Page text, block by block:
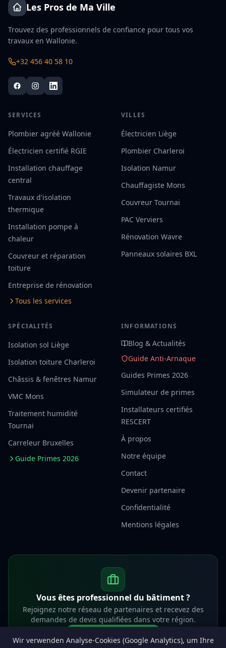
Wir verwenden Analyse-Cookies (Google Analytics), um Ihre
Les Pros de Ma Ville
Trouvez des professionnels de confiance pour tous vos
travaux en Wallonie.
+32 456 40 58 10
SERVICES
Plombier agréé Wallonie
Électricien certifié RGIE
Installation chauffage
central
Travaux d'isolation
thermique
Installation pompe à
chaleur
Couvreur et réparation
toiture
Entreprise de rénovation
Tous les services
VILLES
Électricien Liège
Plombier Charleroi
Isolation Namur
Chauffagiste Mons
Couvreur Tournai
PAC Verviers
Rénovation Wavre
Panneaux solaires BXL
SPÉCIALITÉS
Isolation sol Liège
Isolation toiture Charleroi
Châssis & fenêtres Namur
VMC Mons
Traitement humidité
Tournai
Carreleur Bruxelles
Guide Primes 2026
INFORMATIONS
Blog & Actualités
Guide Anti-Arnaque
Guides Primes 2026
Simulateur de primes
Installateurs certifiés
RESCERT
À propos
Notre équipe
Contact
Devenir partenaire
Confidentialité
Mentions légales
Vous êtes professionnel du bâtiment ?
Rejoignez notre réseau de partenaires et recevez des
demandes de devis qualifiées dans votre région.